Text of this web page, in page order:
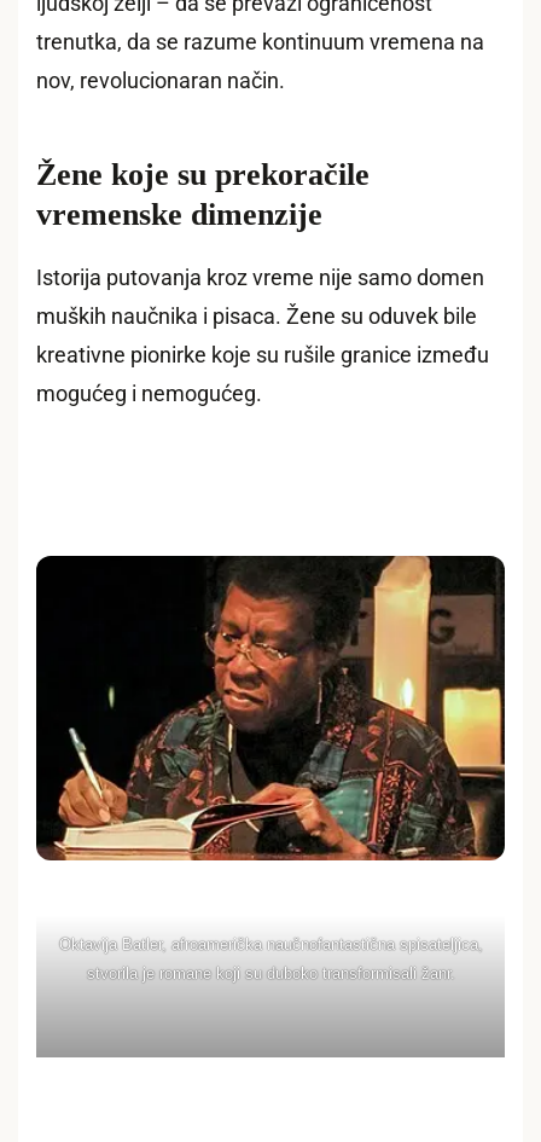
trenutka, da se razume kontinuum vremena na
nov, revolucionaran način.
Žene koje su prekoračile
vremenske dimenzije
Istorija putovanja kroz vreme nije samo domen
muških naučnika i pisaca. Žene su oduvek bile
kreativne pionirke koje su rušile granice između
mogućeg i nemogućeg.
Oktavija Batler, afroamerička naučnofantastična spisateljica,
stvorila je romane koji su duboko transformisali žanr.